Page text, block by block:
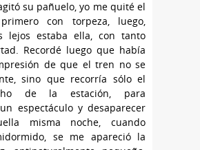
su pañuelo, yo me quité el
con torpeza, luego,
lejos estaba ella, con tanto
Recordé luego que había
de que el tren no se
sino que recorría sólo el
de la estación, para
espectáculo y desaparecer
misma noche, cuando
se me apareció la